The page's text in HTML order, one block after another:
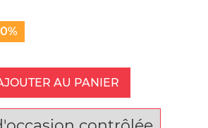
AU PANIER